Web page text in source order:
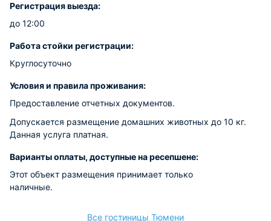
Регистрация выезда:
до 12:00
Работа стойки регистрации:
Круглосуточно
Условия и правила проживания:
Предоставление отчетных документов.
Допускается размещение домашних животных до 10 кг.
Данная услуга платная.
Варианты оплаты, доступные на ресепшене:
Этот объект размещения принимает только
наличные.
Все гостиницы Тюмени